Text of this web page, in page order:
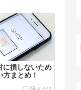
に損しないため
方まとめ！